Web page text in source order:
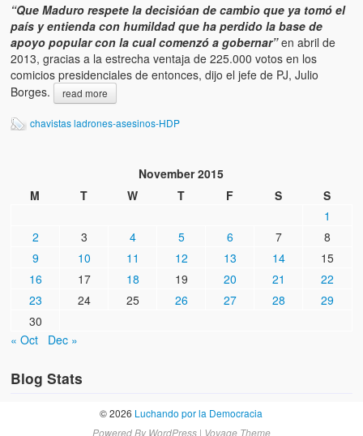
“Que Maduro respete la decisióan de cambio que ya tomó el
país y entienda con humildad que ha perdido la base de
apoyo popular con la cual comenzó a gobernar”en abril de
2013, gracias a la estrecha ventaja de 225.000 votos en los
comicios presidenciales de entonces, dijo el jefe de PJ, Julio
Borges.
read more
chavistas ladrones-asesinos-HDP
November 2015
M
T W T F S
S
1
2
3 4 5 6 7
8
9
10 11 12 13 14
15
16
17 18 19 20 21
22
23
24 25 26 27 28
29
30
« Oct
Dec »
Blog Stats
© 2026 Luchando por la Democracia
Powered By WordPress| Voyage Theme